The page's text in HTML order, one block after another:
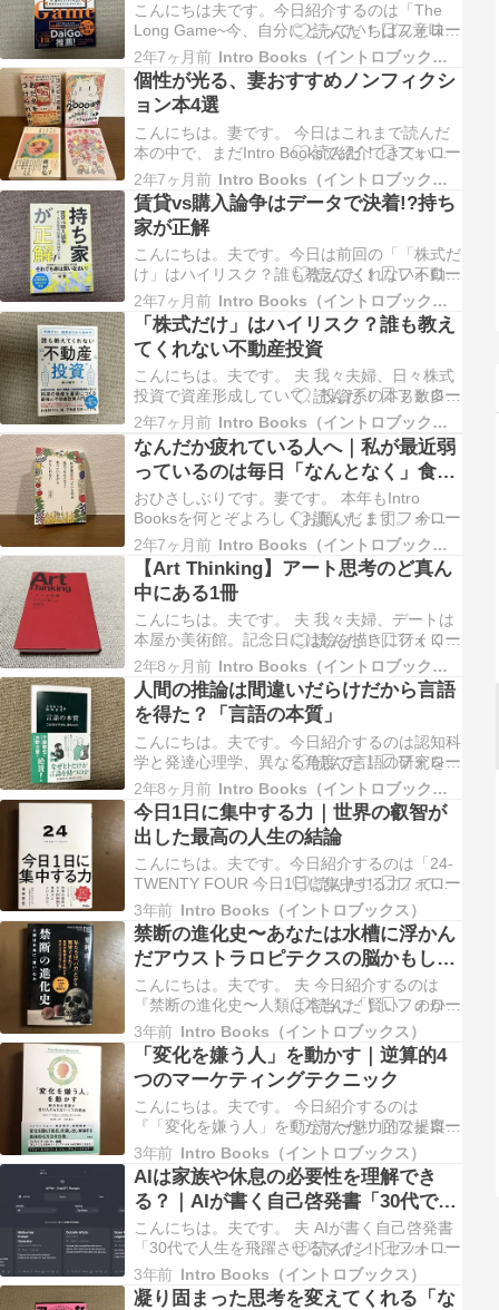
こんにちは夫です。今日紹介するのは「The
Long Game~今、自分にとっていちばん意味の
あることをするために」です。 夫 「The Long
Game」というタイトルの通り、人生を長期的
なスパンで考えて成功しよう！という自己啓発
書です。ただ本書が普通の長期思考の自己啓発
書と…
2年7ヶ月前 Intro Books（イントロブックス）
個性が光る、妻おすすめノンフィクシ
ョン本4選
こんにちは。妻です。 今日はこれまで読んだ
本の中で、まだIntro Booksで紹介できていな
い本たちを「おすすめノンフィクション本」と
してまとめて紹介します。 ノンフィクション
とは 史実や記録に基づいた文章や映像などの
作品。また、その形態。ドキュメンタリーやイ
ンタビューなど多肢…
2年7ヶ月前 Intro Books（イントロブックス）
賃貸vs購入論争はデータで決着!?持ち
家が正解
こんにちは。夫です。今日は前回の「「株式だ
け」はハイリスク？誰も教えてくれない不動産
投資」に引き続き、不動産関連の本を紹介しま
す。 「株式だけ」はハイリスク？誰も教えて
くれない不動産投資こんにちは。夫です。 夫
我々夫婦、日々株式投資で資産形成していて、
投資系の本も数多く紹介して…
2年7ヶ月前 Intro Books（イントロブックス）
「株式だけ」はハイリスク？誰も教え
てくれない不動産投資
こんにちは。夫です。 夫 我々夫婦、日々株式
投資で資産形成していて、投資系の本も数多く
紹介してきました。 FIRE目指して資産形成中
の夫婦の夫が紹介「FIRE-最強の早期リタイア
術」こんにちは。夫です。 またまた資産形成
の本。すみません。本当は僕、ビジネスとか自
己啓発とか、科学と…
2年7ヶ月前 Intro Books（イントロブックス）
なんだか疲れている人へ｜私が最近弱
っているのは毎日「なんとなく」食べ
ているからかもしれない
おひさしぶりです。妻です。 本年もIntro
Booksを何とぞよろしくお願いします。 今日
はわたし妻が2024年はじめに購入して読んだ
本『私が最近弱っているのは毎日「なんとな
く」食べているからかもしれない』を紹介しま
す。 著者は食の総合コンサルタント小倉朋子
（おぐらともこ）さん…
2年7ヶ月前 Intro Books（イントロブックス）
【Art Thinking】アート思考のど真ん
中にある1冊
こんにちは。夫です。 夫 我々夫婦、デートは
本屋か美術館。記念日には絵を描きに行くくら
い、素人ながらもアート好き。過去にはアート
関連の本も何冊か紹介してきました。 【教養
としてのお金とアート】公認会計士と美術商の
異色の対談本こんにちは。夫です。 夫 今日は
久しぶりにアート関係の本…
2年8ヶ月前 Intro Books（イントロブックス）
人間の推論は間違いだらけだから言語
を得た？「言語の本質」
こんにちは。夫です。今日紹介するのは認知科
学と発達心理学、異なる角度で言語の研究を続
ける二人の言語学者の共著「言語の本質」で
す。 夫 タイトルを見た時、硬いな〜って思い
ました。とりあえず手に取って見たものの、相
当読みにくいし、一度読んだだけでは理解でき
ないタイプだろう…と。ところ…
2年8ヶ月前 Intro Books（イントロブックス）
今日1日に集中する力｜世界の叡智が
出した最高の人生の結論
こんにちは。夫です。今日紹介するのは「24-
TWENTY FOUR 今日1日に集中する力」で
す。 夫 久々にベタな自己啓発書を手に取って
みました。とにかく読みやすい。1、2時間で
パッと読み終わってしまいます。が、決して内
容が薄い表面的な本ではありません。何十もの
研究結果などが簡潔…
3年前 Intro Books（イントロブックス）
禁断の進化史〜あなたは水槽に浮かん
だアウストラロピテクスの脳かもしれ
ない
こんにちは。夫です。 夫 今日紹介するのは
『禁断の進化史〜人類は本当に「賢い」のか』
です。歴史書なのか化学書なのか、はたまた哲
学書なのか…非常に分類が難しい本ですが、本
書を読んだあとどうなるか、それを簡潔に説明
するため、本書の一番最後の文章を紹介したい
と思います。 今、あなたは、…
3年前 Intro Books（イントロブックス）
「変化を嫌う人」を動かす｜逆算的4
つのマーケティングテクニック
こんにちは。夫です。 今日紹介するのは
『「変化を嫌う人」を動かす〜魅力的な提案が
受け入れられない4つの理由』です。 夫 僕は
日々マーケターとして魅力的な提案を作る仕事
をしています。でも、素晴らしいオファー、素
晴らしいコピー、素晴らしいデザインを作って
も、反応するのは広告を見た人の…
3年前 Intro Books（イントロブックス）
AIは家族や休息の必要性を理解でき
る？｜AIが書く自己啓発書「30代で人
生を飛躍させるマインドセット」
Part4
こんにちは。夫です。 夫 AIが書く自己啓発書
「30代で人生を飛躍させるマインドセット」
も今回で最後。テーマは「幸福な家庭の土台作
り」と「40代に向けて身につけるスキル」で
3年前 Intro Books（イントロブックス）
凝り固まった思考を変えてくれる「な